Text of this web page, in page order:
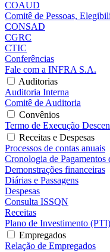
COAUD
Comitê de Pessoas,
CONSAD
CGRC
CTIC
Conferências
Fale com a INFRA S.A.
Auditorias
Auditoria Interna
Comitê de Auditoria
Convênios
Termo de Execução
Receitas e Despesas
Processos de contas anuais
Cronologia de Pagamentos
Demonstrações financeiras
Diárias e Passagens
Despesas
Consulta ISSQN
Receitas
Plano de Investimento (PTI)
Empregados
Relação de Empregados